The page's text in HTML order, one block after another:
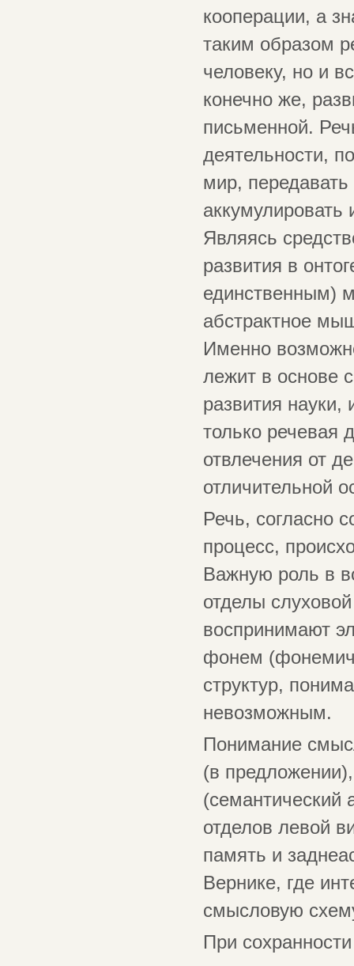
кооперации, а
таким образом
человеку, но и
конечно же,
письменной.
деятельности,
мир,
Являясь
развития в
единственным)
абстрактное
Именно
лежит в основе
развития
только речевая
отвлечения от
отличительной
Речь, согласно
процесс,
Важную роль в
отделы
воспринимают
фонем
структур,
невозможным.
Понимание
(в
(семантический
отделов левой
память и
Вернике, где
смысловую
При